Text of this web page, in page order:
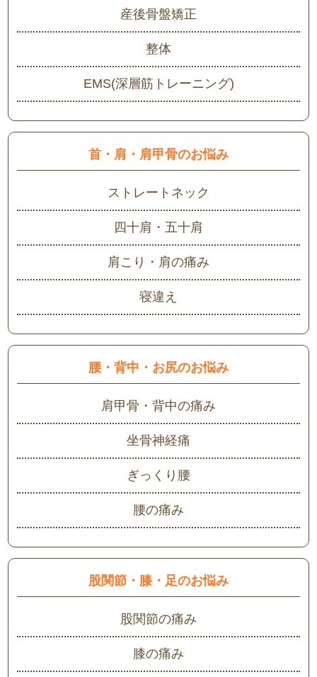
産後骨盤矯正
整体
EMS(深層筋トレーニング)
首・肩・肩甲骨のお悩み
ストレートネック
四十肩・五十肩
肩こり・肩の痛み
寝違え
腰・背中・お尻のお悩み
肩甲骨・背中の痛み
坐骨神経痛
ぎっくり腰
腰の痛み
股関節・膝・足のお悩み
股関節の痛み
膝の痛み